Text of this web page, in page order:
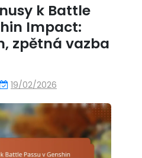
k Battle
Impact:
zpětná vazba
19/02/2026